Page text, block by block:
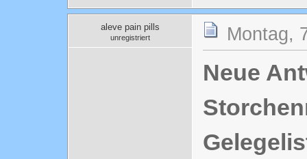
aleve pain pills
unregistriert Montag,
Neue